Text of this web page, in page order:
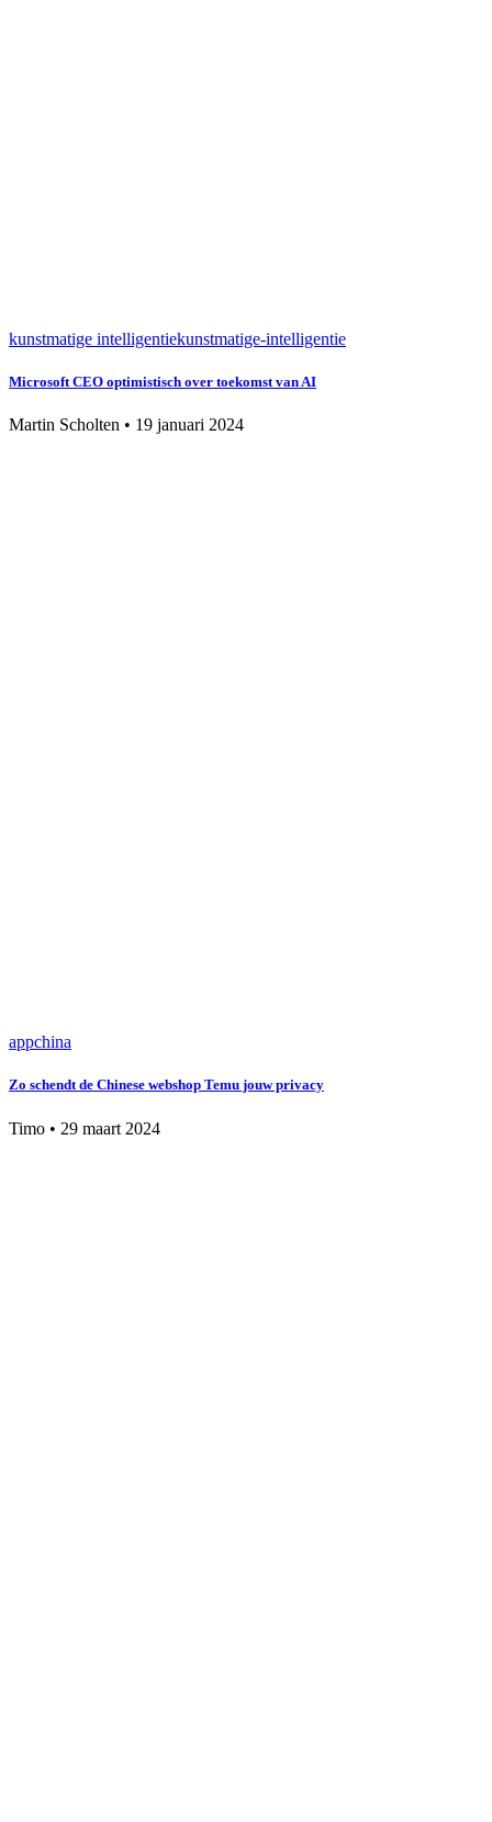
kunstmatige intelligentiekunstmatige-intelligentie
Microsoft CEO optimistisch over toekomst van AI
Martin Scholten • 19 januari 2024
appchina
Zo schendt de Chinese webshop Temu jouw privacy
Timo • 29 maart 2024